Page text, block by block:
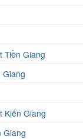
Tiền Giang
Giang
Kiên Giang
Giang